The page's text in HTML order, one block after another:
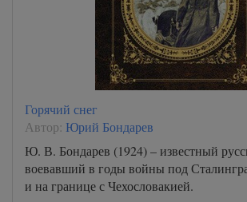
Горячий снег
Автор: Юрий Бондарев
Ю. В. Бондарев (1924) – известный
воевавший в годы войны под
и на границе с Чехословакией.